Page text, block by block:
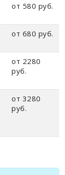
от 580 руб.
от 680 руб.
от 2280
руб.
от 3280
руб.